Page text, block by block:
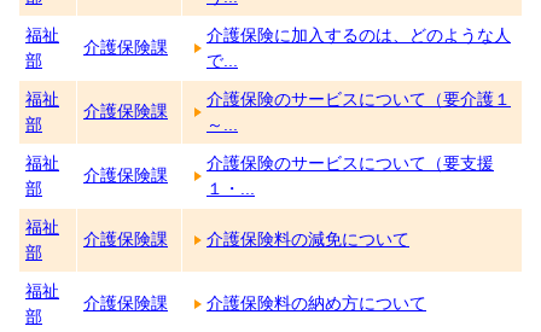
福祉
部
介護保険課
介護保険に加入するのは、どのような人
で...
福祉
部
介護保険課
介護保険のサービスについて（要介護１
～...
福祉
部
介護保険課
介護保険のサービスについて（要支援
１・...
福祉
部
介護保険課 介護保険料の減免について
福祉
部
介護保険課 介護保険料の納め方について